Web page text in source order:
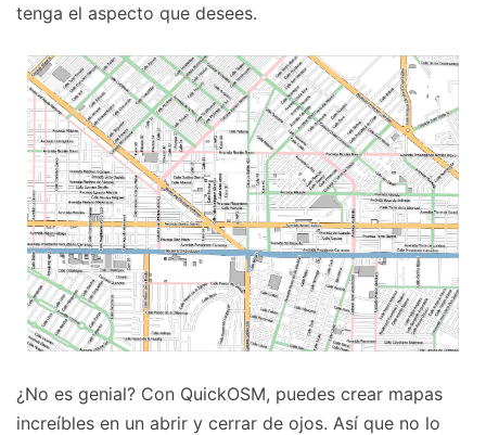
tenga el aspecto que desees.
¿No es genial? Con QuickOSM, puedes crear mapas
increíbles en un abrir y cerrar de ojos. Así que no lo